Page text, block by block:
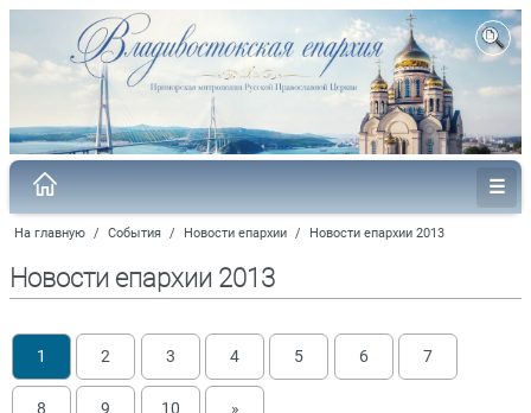
На главную / События / Новости епархии / Новости епархии 2013
Новости епархии 2013
1 2 3 4 5 6 7
8 9 10 »